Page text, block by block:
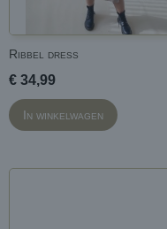
Ribbel dress
€ 34,99
In winkelwagen